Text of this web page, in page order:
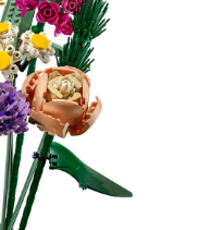
Lego, которая
пластика,
полученного
данный набор с
Collection, чтобы
букетов.